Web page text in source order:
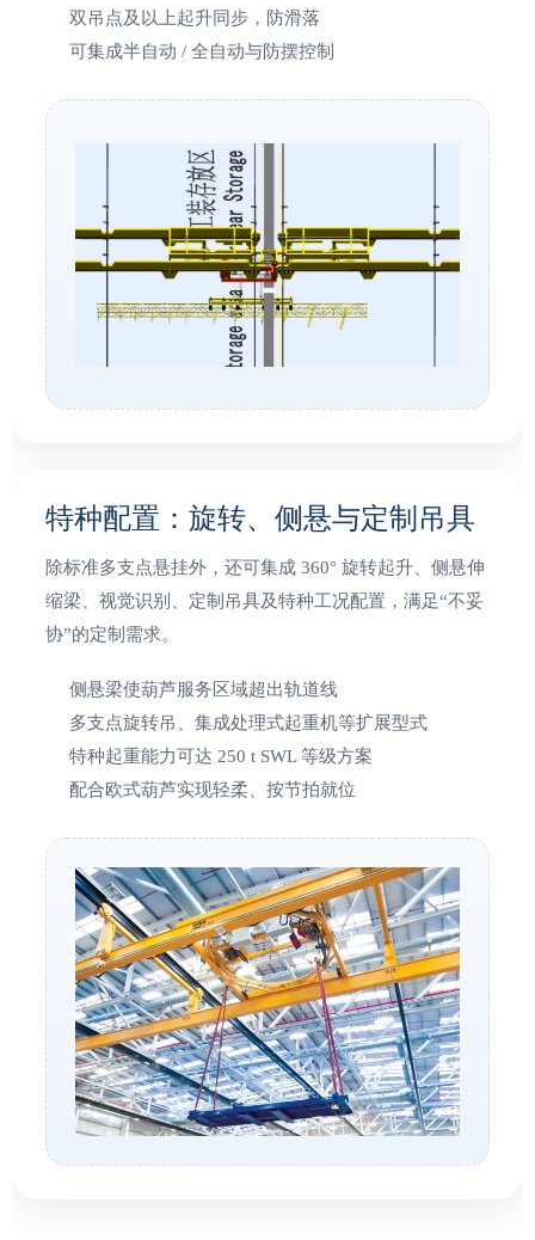
双吊点及以上起升同步，防滑落
可集成半自动 / 全自动与防摆控制
特种配置：旋转、侧悬与定制吊具
除标准多支点悬挂外，还可集成 360° 旋转起升、侧悬伸
缩梁、视觉识别、定制吊具及特种工况配置，满足“不妥
协”的定制需求。
侧悬梁使葫芦服务区域超出轨道线
多支点旋转吊、集成处理式起重机等扩展型式
特种起重能力可达 250 t SWL 等级方案
配合欧式葫芦实现轻柔、按节拍就位